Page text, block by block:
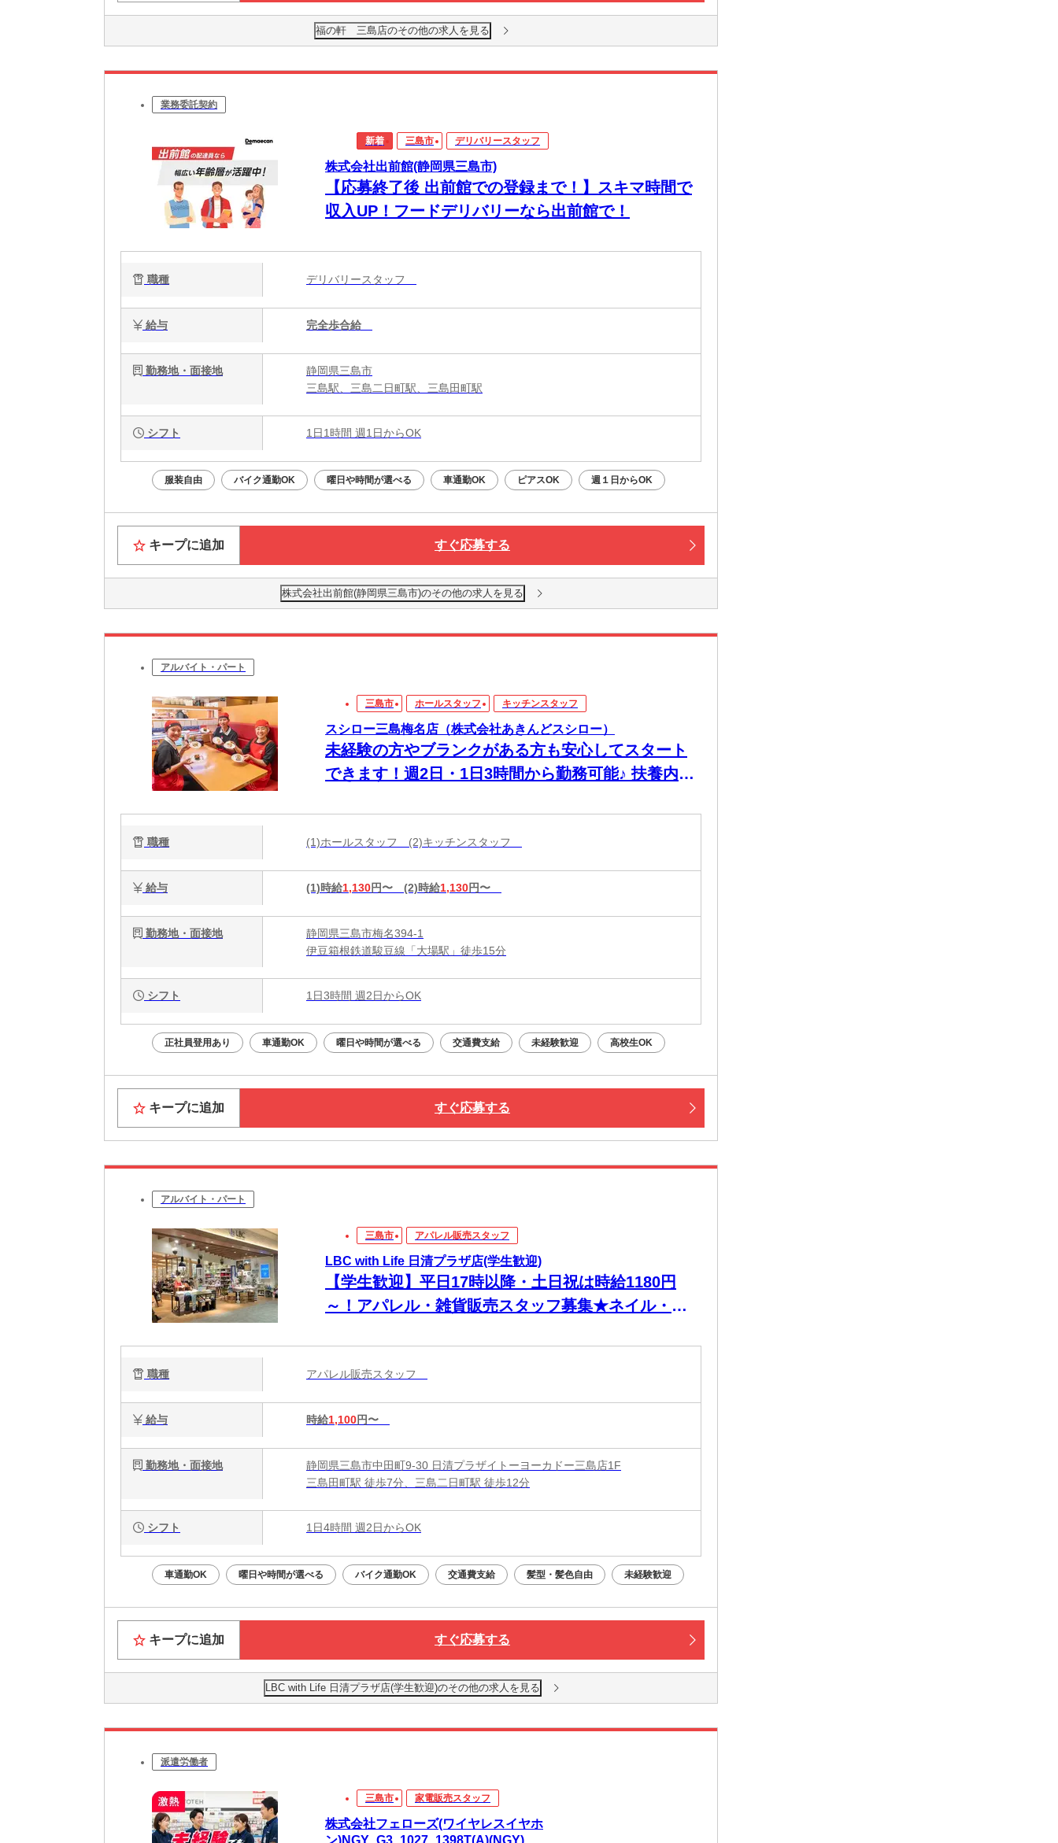
福の軒 三島店のその他の求人を見る
業務委託契約
新着 三島市 デリバリースタッフ
株式会社出前館(静岡県三島市)
【応募終了後 出前館での登録まで！】スキマ時間で
収入UP！フードデリバリーなら出前館で！
職種 デリバリースタッフ
給与 完全歩合給
勤務地・面接地
静岡県三島市
三島駅、三島二日町駅、三島田町駅
シフト 1日1時間 週1日からOK
服装自由 バイク通勤OK 曜日や時間が選べる 車通勤OK ピアスOK 週１日からOK
キープに追加 すぐ応募する
株式会社出前館(静岡県三島市)のその他の求人を見る
アルバイト・パート
三島市 ホールスタッフ キッチンスタッフ
スシロー三島梅名店（株式会社あきんどスシロー）
未経験の方やブランクがある方も安心してスタート
できます！週2日・1日3時間から勤務可能♪ 扶養内で
職種 (1)ホールスタッフ (2)キッチンスタッフ
給与 (1)時給1,130円〜 (2)時給1,130円〜
勤務地・面接地
静岡県三島市梅名394-1
伊豆箱根鉄道駿豆線「大場駅」徒歩15分
シフト 1日3時間 週2日からOK
正社員登用あり 車通勤OK 曜日や時間が選べる 交通費支給 未経験歓迎 高校生OK
キープに追加 すぐ応募する
アルバイト・パート
三島市 アパレル販売スタッフ
LBC with Life 日清プラザ店(学生歓迎)
【学生歓迎】平日17時以降・土日祝は時給1180円
～！アパレル・雑貨販売スタッフ募集★ネイル・ピ
職種 アパレル販売スタッフ
給与 時給1,100円〜
勤務地・面接地
静岡県三島市中田町9-30 日清プラザイトーヨーカドー三島店1F
三島田町駅 徒歩7分、三島二日町駅 徒歩12分
シフト 1日4時間 週2日からOK
車通勤OK 曜日や時間が選べる バイク通勤OK 交通費支給 髪型・髪色自由 未経験歓迎
キープに追加 すぐ応募する
LBC with Life 日清プラザ店(学生歓迎)のその他の求人を見る
派遣労働者
三島市 家電販売スタッフ
株式会社フェローズ(ワイヤレスイヤホ